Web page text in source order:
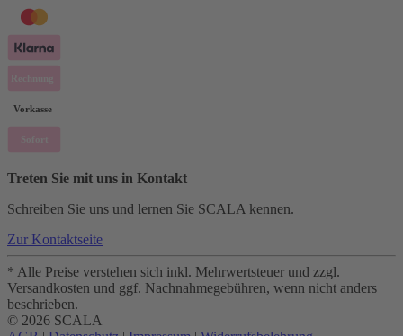
Treten Sie mit uns in Kontakt
Schreiben Sie uns und lernen Sie SCALA kennen.
Zur Kontaktseite
* Alle Preise verstehen sich inkl. Mehrwertsteuer und zzgl.
Versandkosten und ggf. Nachnahmegebühren, wenn nicht anders
beschrieben.
© 2026 SCALA